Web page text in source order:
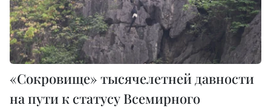
«Сокровище» тысячелетней давности
на пути к статусу Всемирного